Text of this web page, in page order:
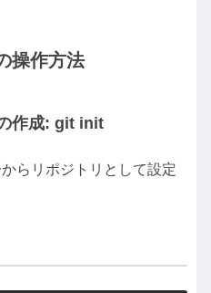
操作方法
作成: git init
らリポジトリとして設定